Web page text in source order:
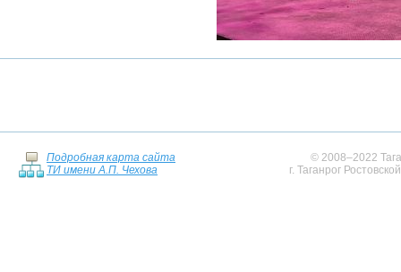
Подробная карта сайта
ТИ имени А.П. Чехова
© 2008–2022
г. Таганрог